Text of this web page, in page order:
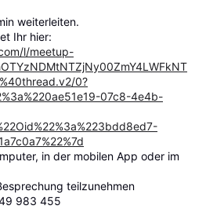
weiterleiten.
Ihr hier:
l/meetup-
0?
07c8-4e4b-
in der mobilen App oder im
teilzunehmen
983 455